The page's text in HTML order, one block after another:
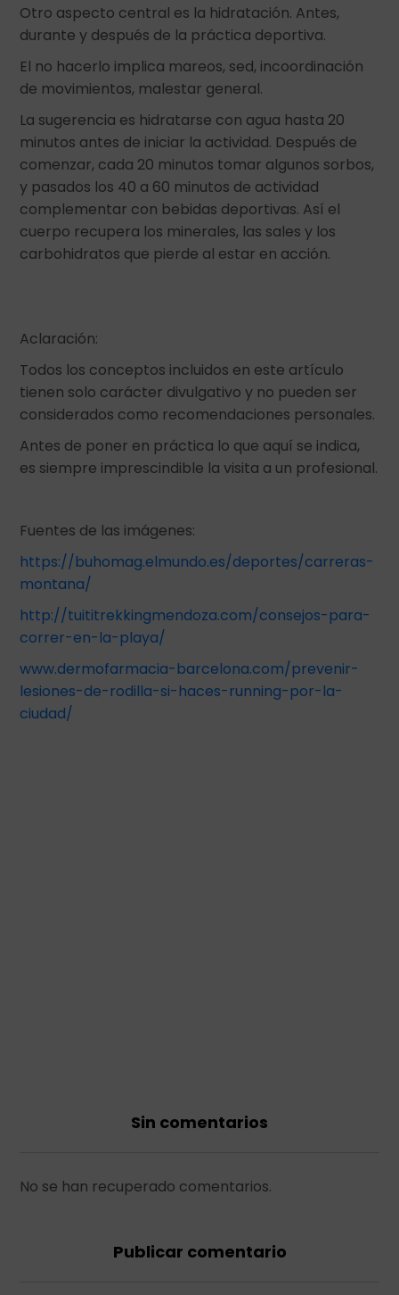
Otro aspecto central es la hidratación. Antes,
durante y después de la práctica deportiva.
El no hacerlo implica mareos, sed, incoordinación
de movimientos, malestar general.
La sugerencia es hidratarse con agua hasta 20
minutos antes de iniciar la actividad. Después de
comenzar, cada 20 minutos tomar algunos sorbos,
y pasados los 40 a 60 minutos de actividad
complementar con bebidas deportivas. Así el
cuerpo recupera los minerales, las sales y los
carbohidratos que pierde al estar en acción.
Aclaración:
Todos los conceptos incluidos en este artículo
tienen solo carácter divulgativo y no pueden ser
considerados como recomendaciones personales.
Antes de poner en práctica lo que aquí se indica,
es siempre imprescindible la visita a un profesional.
Fuentes de las imágenes:
https://buhomag.elmundo.es/deportes/carreras-
montana/
http://tuititrekkingmendoza.com/consejos-para-
correr-en-la-playa/
www.dermofarmacia-barcelona.com/prevenir-
lesiones-de-rodilla-si-haces-running-por-la-
ciudad/
Sin comentarios
No se han recuperado comentarios.
Publicar comentario